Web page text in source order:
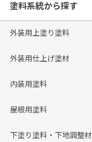
塗料系統から探す
外装用上塗り塗料
外装用仕上げ塗材
内装用塗料
屋根用塗料
下塗り塗料・下地調整材